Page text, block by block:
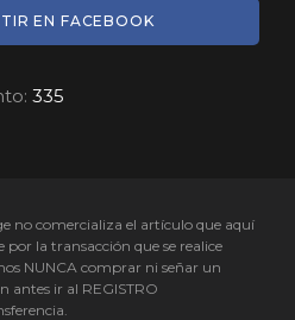
EN FACEBOOK
335
no comercializa el artículo que aquí
por la transacción que se realice
NUNCA comprar ni señar un
antes ir al REGISTRO